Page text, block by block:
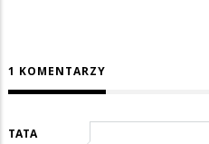
1 KOMENTARZY
TATA